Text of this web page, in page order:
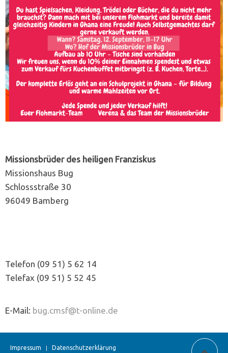
Missionsbrüder des heiligen Franziskus
Missionshaus Bug
Schlossstraße 30
96049 Bamberg
Telefon (09 51) 5 62 14
Telefax (09 51) 5 52 45
E-Mail: bug.cmsf@t-online.de
Impressum Datenschutzerklärung